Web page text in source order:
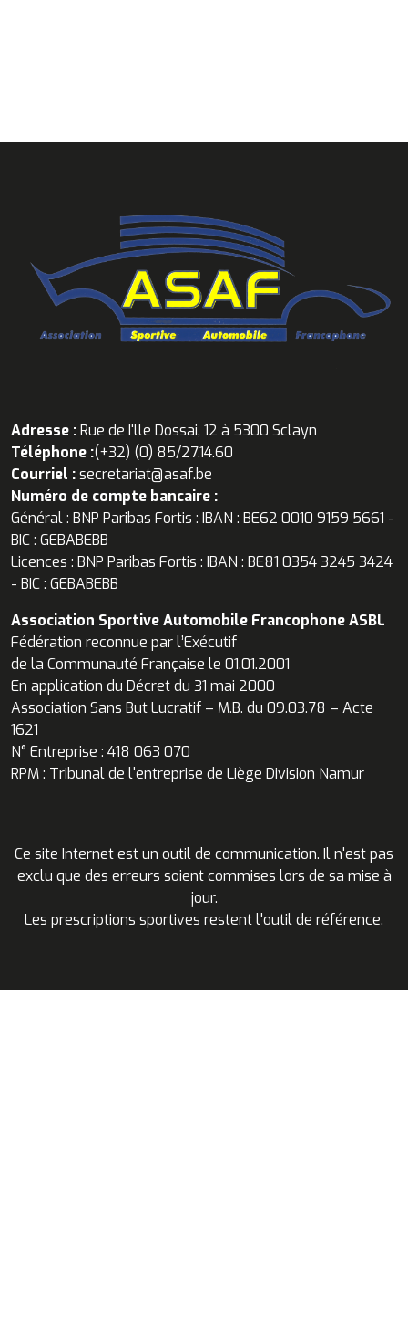
Adresse :Rue de I'lle Dossai, 12 à 5300 Sclayn
Téléphone :(+32) (0) 85/27.14.60
Courriel :secretariat@asaf.be
Numéro de compte bancaire :
Général : BNP Paribas Fortis : IBAN : BE62 0010 9159 5661 -
BIC : GEBABEBB
Licences : BNP Paribas Fortis : IBAN : BE81 0354 3245 3424
- BIC : GEBABEBB
Association Sportive Automobile Francophone ASBL
Fédération reconnue par l’Exécutif
de la Communauté Française le 01.01.2001
En application du Décret du 31 mai 2000
Association Sans But Lucratif – M.B. du 09.03.78 – Acte
1621
N° Entreprise : 418 063 070
RPM : Tribunal de l'entreprise de Liège Division Namur
Ce site Internet est un outil de communication. Il n'est pas
exclu que des erreurs soient commises lors de sa mise à
jour.
Les prescriptions sportives restent l'outil de référence.